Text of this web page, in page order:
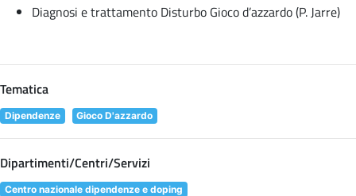
Diagnosi e trattamento Disturbo Gioco d’azzardo (P. Jarre)
Tematica
Dipendenze Gioco D'azzardo
Dipartimenti/Centri/Servizi
Centro nazionale dipendenze e doping